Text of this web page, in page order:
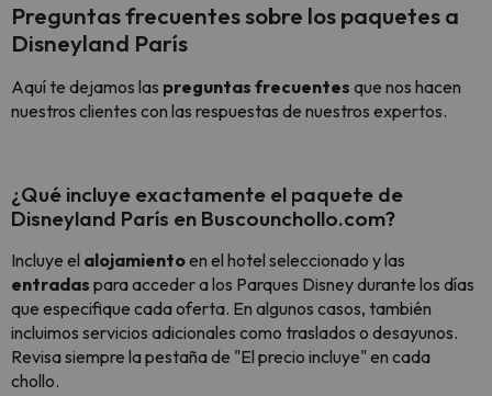
Preguntas frecuentes sobre los paquetes a
Disneyland París
Aquí te dejamos las preguntas frecuentes que nos hacen
nuestros clientes con las respuestas de nuestros expertos.
¿Qué incluye exactamente el paquete de
Disneyland París en Buscounchollo.com?
Incluye el alojamientoen el hotel seleccionado y las
entradas para acceder a los Parques Disney durante los días
que especifique cada oferta. En algunos casos, también
incluimos servicios adicionales como traslados o desayunos.
Revisa siempre la pestaña de "El precio incluye" en cada
chollo.